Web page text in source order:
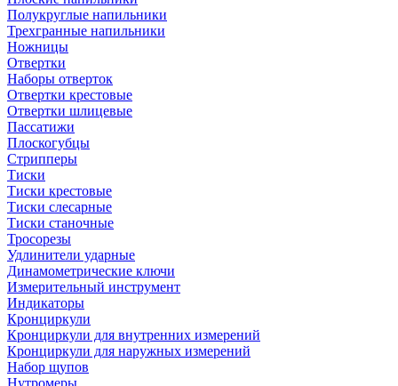
Полукруглые напильники
Трехгранные напильники
Ножницы
Отвертки
Наборы отверток
Отвертки крестовые
Отвертки шлицевые
Пассатижи
Плоскогубцы
Стрипперы
Тиски
Тиски крестовые
Тиски слесарные
Тиски станочные
Тросорезы
Удлинители ударные
Динамометрические ключи
Измерительный инструмент
Индикаторы
Кронциркули
Кронциркули для внутренних измерений
Кронциркули для наружных измерений
Набор щупов
Нутромеры